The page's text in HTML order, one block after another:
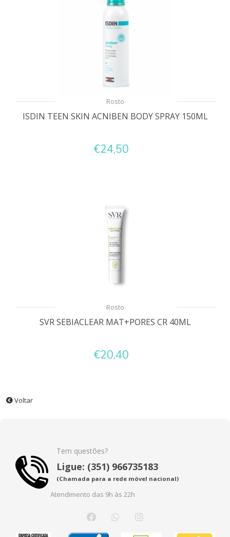
Rosto
ISDIN TEEN SKIN ACNIBEN BODY SPRAY 150ML
€24,50
Rosto
SVR SEBIACLEAR MAT+PORES CR 40ML
€20,40
Voltar
Tem questões?
Ligue: (351) 966735183
(Chamada para a rede móvel nacional)
Atendimento das 9h às 22h